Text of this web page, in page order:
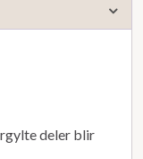
deler blir